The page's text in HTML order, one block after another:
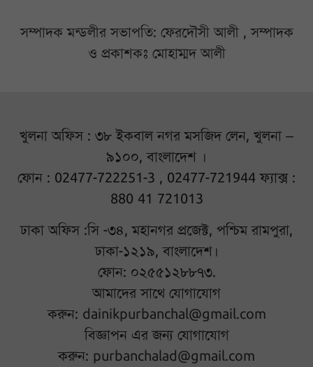
সম্পাদক মন্ডলীর সভাপতি: ফেরদৌসী আলী , সম্পাদক
ও প্রকাশকঃ মোহাম্মদ আলী
খুলনা অফিস : ৩৮ ইকবাল নগর মসজিদ লেন, খুলনা –
৯১০০, বাংলাদেশ ।
ফোন : 02477-722251-3 , 02477-721944 ফ্যাক্স :
880 41 721013
ঢাকা অফিস :সি -৩৪, মহানগর প্রজেক্ট, পশ্চিম রামপুরা,
ঢাকা-১২১৯, বাংলাদেশ।
ফোন: ০২৫৫১২৮৮৭৩.
আমাদের সাথে যোগাযোগ
করুন: dainikpurbanchal@gmail.com
বিজ্ঞাপন এর জন্য যোগাযোগ
করুন: purbanchalad@gmail.com